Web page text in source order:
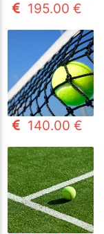
195.00 €
140.00 €